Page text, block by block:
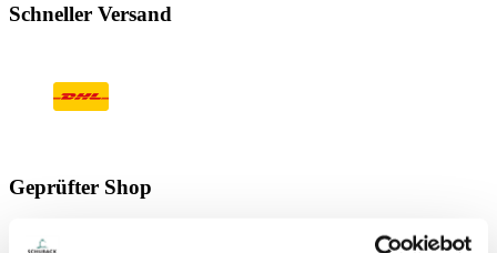
Schneller Versand
Geprüfter Shop